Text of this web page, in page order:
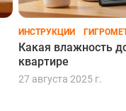
ИНСТРУКЦИИ
Какая влажность
квартире
27 августа 2025 г.